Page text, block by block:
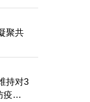
聚共
持对3
疫措